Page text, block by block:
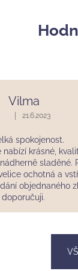
Vilma
Hodnocení
| 21.6.2023
spokojenost.
nabízí krásné,
sladěné.
ochotná a
objednaného
doporučuji.